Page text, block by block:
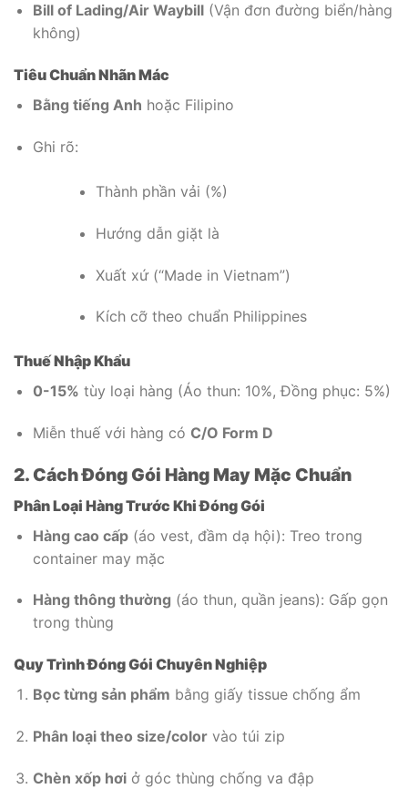
Bill of Lading/Air Waybill(Vận đơn đường biển/hàng
không)
Tiêu Chuẩn Nhãn Mác
Bằng tiếng Anh hoặc Filipino
Ghi rõ:
Thành phần vải (%)
Hướng dẫn giặt là
Xuất xứ (“Made in Vietnam”)
Kích cỡ theo chuẩn Philippines
Thuế Nhập Khẩu
0-15% tùy loại hàng (Áo thun: 10%, Đồng phục: 5%)
Miễn thuế với hàng có C/O Form D
2. Cách Đóng Gói Hàng May Mặc Chuẩn
Phân Loại Hàng Trước Khi Đóng Gói
Hàng cao cấp(áo vest, đầm dạ hội): Treo trong
container may mặc
Hàng thông thường (áo thun, quần jeans): Gấp gọn
trong thùng
Quy Trình Đóng Gói Chuyên Nghiệp
Bọc từng sản phẩm bằng giấy tissue chống ẩm
Phân loại theo size/colorvào túi zip
Chèn xốp hơiở góc thùng chống va đập